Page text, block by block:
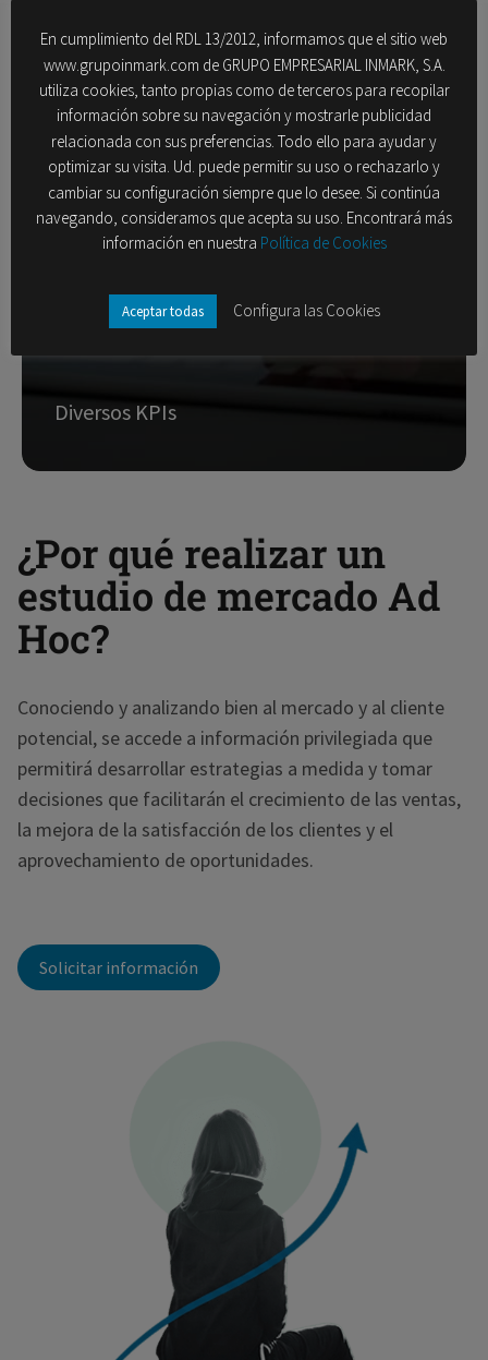
EX (Experiencia del empleado): la satisfacción
del empleado aumenta en cinco veces más la
satisfacción del cliente
Análisis del Clima Laboral
Posicionamiento comercial omnicanal
Diversos KPIs
actividades, rendimiento y progreso en tiempo
real dentro de un negocio, así como la toma de
decisiones, también en tiempo real.
¿Por qué realizar un
estudio de mercado Ad
Hoc?
Conociendo y analizando bien al mercado y al cliente
potencial, se accede a información privilegiada que
permitirá desarrollar estrategias a medida y tomar
decisiones que facilitarán el crecimiento de las ventas,
la mejora de la satisfacción de los clientes y el
aprovechamiento de oportunidades.
Solicitar información
En cumplimiento del RDL 13/2012, informamos que el sitio web
www.grupoinmark.com de GRUPO EMPRESARIAL INMARK, S.A.
utiliza cookies, tanto propias como de terceros para recopilar
información sobre su navegación y mostrarle publicidad
relacionada con sus preferencias. Todo ello para ayudar y
optimizar su visita. Ud. puede permitir su uso o rechazarlo y
cambiar su configuración siempre que lo desee. Si continúa
navegando, consideramos que acepta su uso. Encontrará más
información en nuestra Política de Cookies
Aceptar todas Configura las Cookies